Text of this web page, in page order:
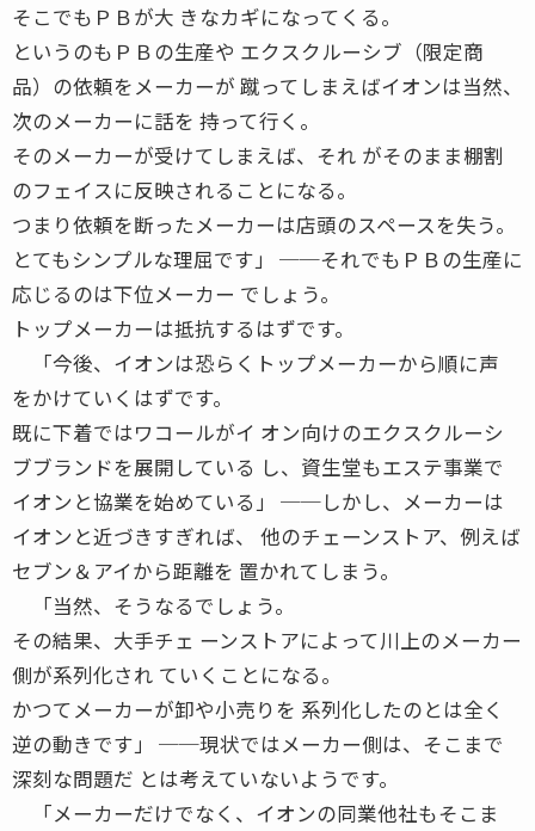
そこでもＰＢが大 きなカギになってくる。
というのもＰＢの生産や エクスクルーシブ（限定商
品）の依頼をメーカーが 蹴ってしまえばイオンは当然、
次のメーカーに話を 持って行く。
そのメーカーが受けてしまえば、それ がそのまま棚割
のフェイスに反映されることになる。
つまり依頼を断ったメーカーは店頭のスペースを失う。
とてもシンプルな理屈です」 ──それでもＰＢの生産に
応じるのは下位メーカー でしょう。
トップメーカーは抵抗するはずです。
「今後、イオンは恐らくトップメーカーから順に声
をかけていくはずです。
既に下着ではワコールがイ オン向けのエクスクルーシ
ブブランドを展開している し、資生堂もエステ事業で
イオンと協業を始めている」 ──しかし、メーカーは
イオンと近づきすぎれば、 他のチェーンストア、例えば
セブン＆アイから距離を 置かれてしまう。
「当然、そうなるでしょう。
その結果、大手チェ ーンストアによって川上のメーカー
側が系列化され ていくことになる。
かつてメーカーが卸や小売りを 系列化したのとは全く
逆の動きです」 ──現状ではメーカー側は、そこまで
深刻な問題だ とは考えていないようです。
「メーカーだけでなく、イオンの同業他社もそこま